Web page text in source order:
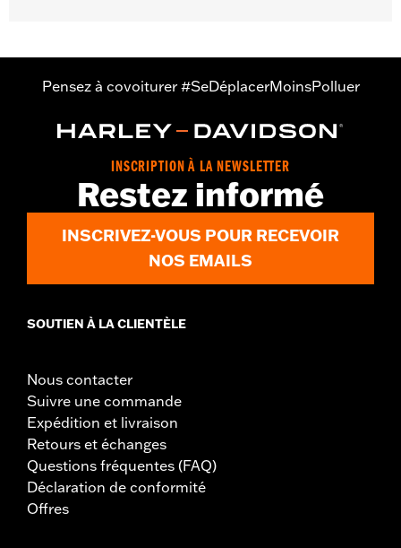
Pensez à covoiturer #SeDéplacerMoinsPolluer
INSCRIPTION À LA NEWSLETTER
Restez informé
INSCRIVEZ-VOUS POUR RECEVOIR
NOS EMAILS
SOUTIEN À LA CLIENTÈLE
Nous contacter
Suivre une commande
Expédition et livraison
Retours et échanges
Questions fréquentes (FAQ)
Déclaration de conformité
Offres